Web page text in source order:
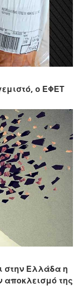
ο ΕΦΕΤ
στην Ελλάδα η
αποκλεισμό της